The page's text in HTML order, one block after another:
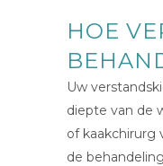
HOE
Uw
diepte van de
of kaakchirurg
de